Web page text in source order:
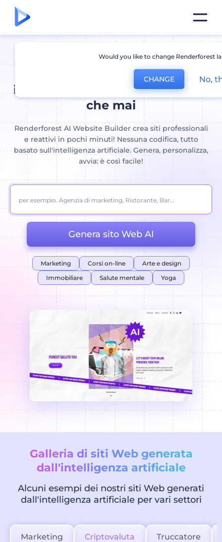
Costruttore di siti Web AI: Crea
il tuo sito web più velocemente
che mai
Renderforest AI Website Builder crea siti professionali
e reattivi in ​​pochi minuti! Nessuna codifica, tutto
basato sull'intelligenza artificiale. Genera, personalizza,
avvia: è così facile!
Genera sito Web AI
Marketing Corsi on-line
Arte e design
Immobiliare
Salute mentale Yoga
Galleria di siti Web generata
dall'intelligenza artificiale
Alcuni esempi dei nostri siti Web generati
dall'intelligenza artificiale per vari settori
Marketing Criptovaluta Truccatore
Would you like to change Renderforest
CHANGE No,